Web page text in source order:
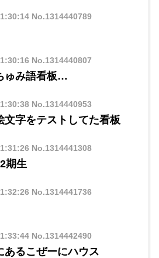
No.1314440789
No.1314440807
ゅみ語看板…
No.1314440953
文字をテストしてた看板
No.1314441308
期生
No.1314441736
No.1314442490
あるこぜーにハウス